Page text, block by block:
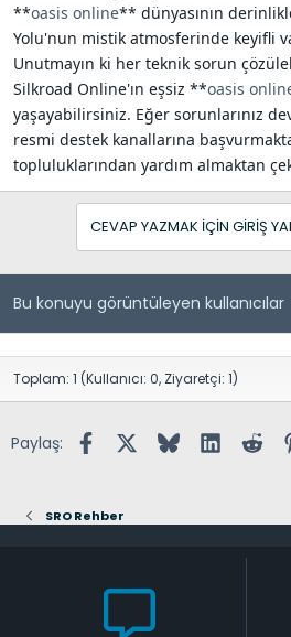
**oasis online** dünyasının
Yolu'nun mistik atmosferinde keyifli
Unutmayın ki her teknik sorun
Silkroad Online'ın eşsiz **oasis
yaşayabilirsiniz. Eğer sorunlarınız
resmi destek kanallarına
topluluklarından yardım almaktan
CEVAP YAZMAK IÇIN GIRIŞ
Bu konuyu görüntüleyen kullanıcılar
Toplam: 1 (Kullanıcı: 0, Ziyaretçi: 1)
Paylaş: FacebookX (Twitter)
BlueskyLinkedIn
SRO Rehber